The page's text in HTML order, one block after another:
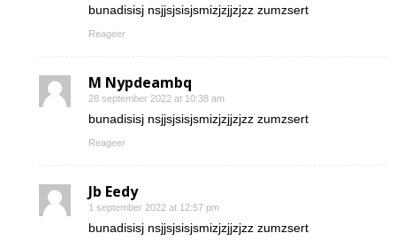
bunadisisj nsjjsjsisjsmizjzjjzjzz zumzsert
Reageer
M Nypdeambq
28 september 2022 at 10:38 am
bunadisisj nsjjsjsisjsmizjzjjzjzz zumzsert
Reageer
Jb Eedy
1 september 2022 at 12:57 pm
bunadisisj nsjjsjsisjsmizjzjjzjzz zumzsert